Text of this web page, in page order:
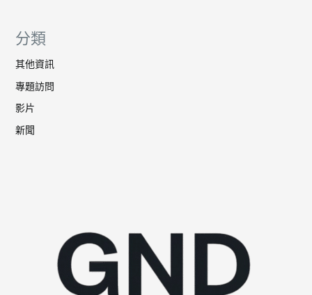
分類
其他資訊
專題訪問
影片
新聞